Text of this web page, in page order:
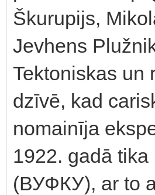
Škurupijs,
Jevhens
Tektoniskas un
dzīvē, kad
nomainīja
1922. gadā
(ВУФКУ), ar to